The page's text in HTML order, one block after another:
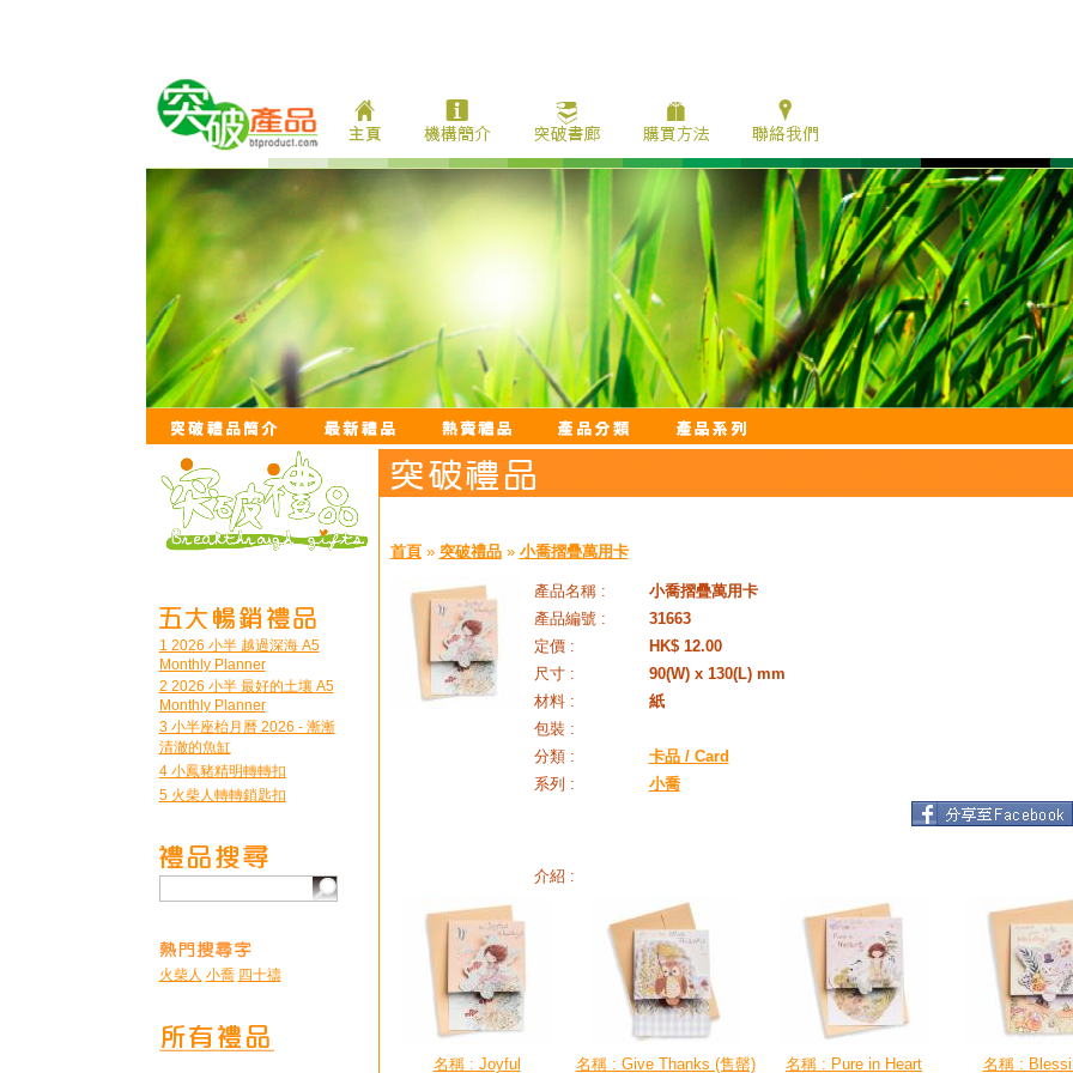
1 2026 小半 越過深海 A5
Monthly Planner
2 2026 小半 最好的土壤 A5
Monthly Planner
3 小半座枱月曆 2026 - 漸漸
清澈的魚缸
4 小鳳豬精明轉轉扣
5 火柴人轉轉鎖匙扣
火柴人 小喬 四十禱
首頁» 突破禮品» 小喬摺疊萬用卡
產品名稱 :
小喬摺疊萬用卡
產品編號 :
31663
定價 :
HK$ 12.00
尺寸 :
90(W) x 130(L) mm
材料 :
紙
包裝 :
分類 :
卡品 / Card
系列 :
小喬
介紹 :
名稱 : Joyful 名稱 : Give Thanks (售罄) 名稱 : Pure in Heart 名稱 :